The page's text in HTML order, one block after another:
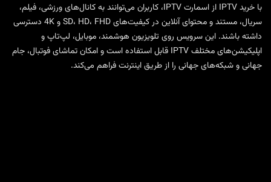
با خرید IPTV ازاسمارت IPTV
، کاربران می‌توانند به کانال‌های ورزشی، فیلم،
سریال، مستند و محتوای آنلاین در کیفیت‌های SD، HD، FHD و 4K دسترسی
داشته باشند. این سرویس روی تلویزیون هوشمند، موبایل، لپ‌تاپ و
اپلیکیشن‌های مختلف IPTV قابل استفاده است و امکان تماشای فوتبال، جام
جهانی و شبکه‌های جهانی را از طریق اینترنت فراهم می‌کند.